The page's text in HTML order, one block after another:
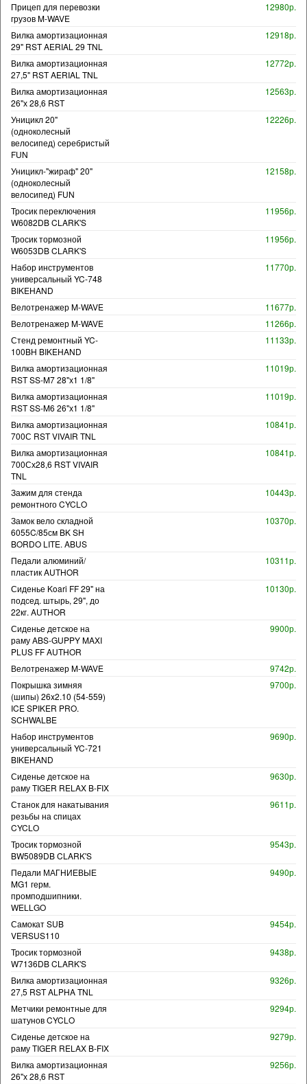
Прицеп для перевозки
грузов M-WAVE
12980р.
Вилка амортизационная
29" RST AERIAL 29 TNL
12918р.
Вилка амортизационная
27,5" RST AERIAL TNL
12772р.
Вилка амортизационная
26"х 28,6 RST
12563р.
Уницикл 20"
(одноколесный
велосипед) серебристый
FUN
12226р.
Уницикл-"жираф" 20"
(одноколесный
велосипед) FUN
12158р.
Тросик переключения
W6082DB CLARK'S
11956р.
Тросик тормозной
W6053DB CLARK'S
11956р.
Набор инструментов
универсальный YC-748
BIKEHAND
11770р.
Велотренажер M-WAVE
11677р.
Велотренажер M-WAVE
11266р.
Стенд ремонтный YC-
100BH BIKEHAND
11133р.
Вилка амортизационная
RST SS-M7 28"х1 1/8"
11019р.
Вилка амортизационная
RST SS-M6 26"х1 1/8"
11019р.
Вилка амортизационная
700С RST VIVAIR TNL
10841р.
Вилка амортизационная
700Сх28,6 RST VIVAIR
TNL
10841р.
Зажим для стенда
ремонтного CYCLO
10443р.
Замок вело складной
6055C/85см BK SH
BORDO LITE. ABUS
10370р.
Педали алюминий/
пластик AUTHOR
10311р.
Сиденье Koari FF 29" на
подсед. штырь, 29", до
22кг. AUTHOR
10130р.
Сиденье детское на
раму ABS-GUPPY MAXI
PLUS FF AUTHOR
9900р.
Велотренажер M-WAVE
9742р.
Покрышка зимняя
(шипы) 26x2.10 (54-559)
ICE SPIKER PRO.
SCHWALBE
9700р.
Набор инструментов
универсальный YC-721
BIKEHAND
9690р.
Сиденье детское на
раму TIGER RELAX B-FIX
9630р.
Станок для накатывания
резьбы на спицах
CYCLO
9611р.
Тросик тормозной
BW5089DB CLARK'S
9543р.
Педали МАГНИЕВЫЕ
MG1 герм.
промподшипники.
WELLGO
9490р.
Самокат SUB
VERSUS110
9454р.
Тросик тормозной
W7136DB CLARK'S
9438р.
Вилка амортизационная
27,5 RST ALPHA TNL
9326р.
Метчики ремонтные для
шатунов CYCLO
9294р.
Сиденье детское на
раму TIGER RELAX B-FIX
9279р.
Вилка амортизационная
26"х 28,6 RST
9256р.